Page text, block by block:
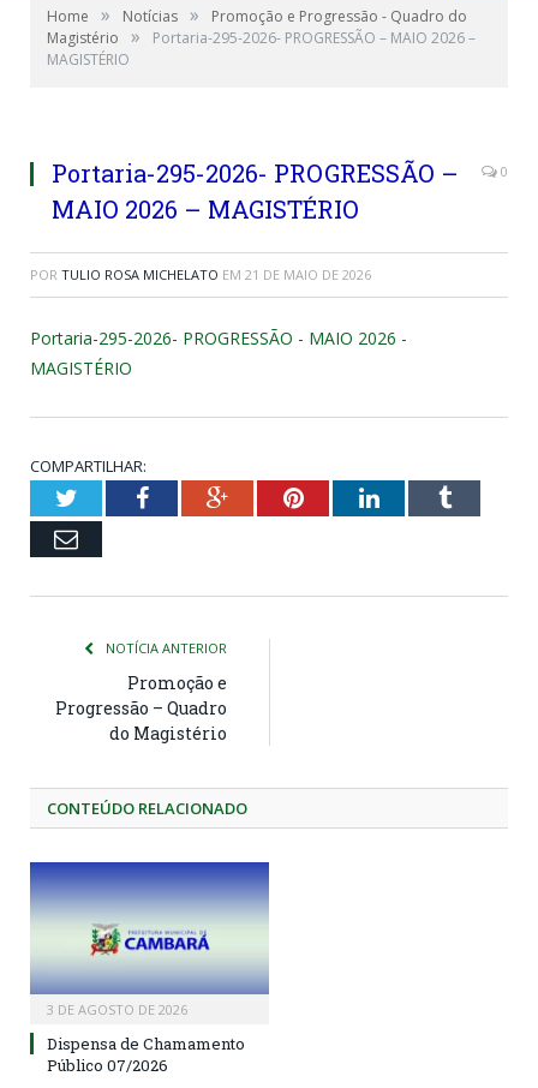
Home » Notícias »
Promoção e Progressão - Quadro do
Magistério
»
Portaria-295-2026- PROGRESSÃO – MAIO 2026 –
MAGISTÉRIO
Portaria-295-2026- PROGRESSÃO –
MAIO 2026 – MAGISTÉRIO
0
POR TULIO ROSA MICHELATO EM 21 DE MAIO DE 2026
Portaria-295-2026- PROGRESSÃO - MAIO 2026 -
MAGISTÉRIO
COMPARTILHAR:
TwitterFacebookGoogle+PinterestLinkedInTumblr
Email
NOTÍCIA ANTERIOR
Promoção e
Progressão – Quadro
do Magistério
CONTEÚDO RELACIONADO
3 DE AGOSTO DE 2026
Dispensa de Chamamento
Público 07/2026